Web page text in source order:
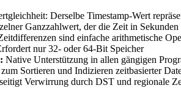
Derselbe Timestamp-Wert
Ganzzahlwert, der die Zeit in
sind einfache arithmetische
nur 32- oder 64-Bit Speicher
Native Unterstützung in allen gängigen
Sortieren und Indizieren zeitbasierter
Verwirrung durch DST und regionale